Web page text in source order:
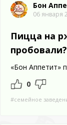
Бон
06 января
Пицца на
пробовали?
«Бон Аппетит»
0
#семейное